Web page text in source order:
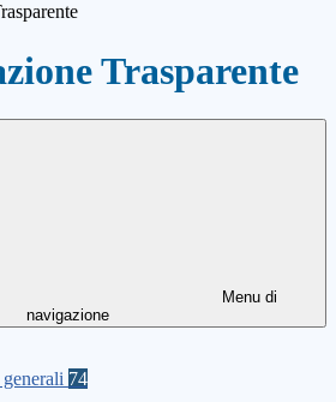
Trasparente
Menu di
navigazione
74